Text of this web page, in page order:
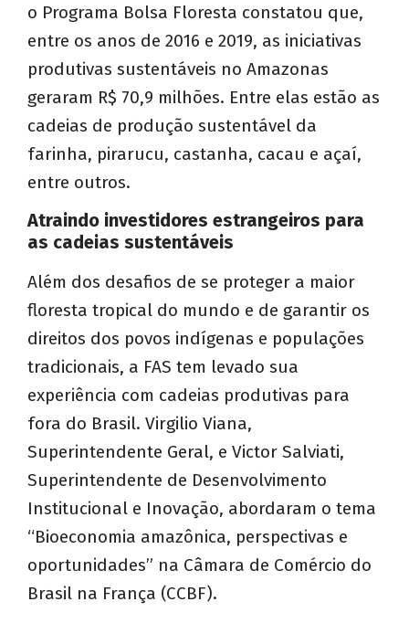
o Programa Bolsa Floresta constatou que,
entre os anos de 2016 e 2019, as iniciativas
produtivas sustentáveis no Amazonas
geraram R$ 70,9 milhões. Entre elas estão as
cadeias de produção sustentável da
farinha, pirarucu, castanha, cacau e açaí,
entre outros.
Atraindo investidores estrangeiros para
as cadeias sustentáveis
Além dos desafios de se proteger a maior
floresta tropical do mundo e de garantir os
direitos dos povos indígenas e populações
tradicionais, a FAS tem levado sua
experiência com cadeias produtivas para
fora do Brasil. Virgilio Viana,
Superintendente Geral, e Victor Salviati,
Superintendente de Desenvolvimento
Institucional e Inovação, abordaram o tema
“Bioeconomia amazônica, perspectivas e
oportunidades” na Câmara de Comércio do
Brasil na França (CCBF).